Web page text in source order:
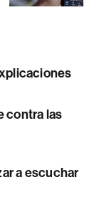
contra las
a escuchar